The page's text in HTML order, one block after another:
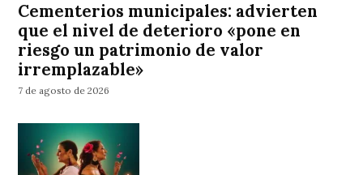
Cementerios municipales: advierten
que el nivel de deterioro «pone en
riesgo un patrimonio de valor
irremplazable»
7 de agosto de 2026